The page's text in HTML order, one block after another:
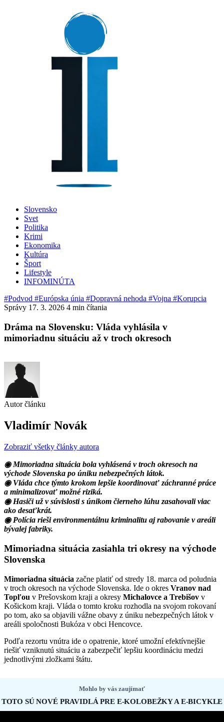
Slovensko
Svet
Politika
Krimi
Ekonomika
Kultúra
Šport
Lifestyle
INFOMINÚTA
#Podvod #Európska únia #Dopravná nehoda #Vojna #Korupcia
Správy 17. 3. 2026 4 min čítania
Dráma na Slovensku: Vláda vyhlásila v
mimoriadnu situáciu až v troch okresoch
Autor článku
Vladimír Novák
Zobraziť všetky články autora
◉ Mimoriadna situácia bola vyhlásená v troch okresoch na
východe Slovenska po úniku nebezpečných látok.
◉ Vláda chce týmto krokom lepšie koordinovať záchranné práce
a minimalizovať možné riziká.
◉ Hasiči už v súvislosti s únikom čierneho lúhu zasahovali viac
ako desaťkrát.
◉ Polícia rieši environmentálnu kriminalitu aj rabovanie v areáli
bývalej fabriky.
Mimoriadna situácia zasiahla tri okresy na východe
Slovenska
Mimoriadna situácia začne platiť od stredy 18. marca od poludnia
v troch okresoch na východe Slovenska. Ide o okres Vranov nad
Topľou v Prešovskom kraji a okresy Michalovce a Trebišov v
Košickom kraji. Vláda o tomto kroku rozhodla na svojom rokovaní
po tom, ako sa objavili vážne obavy z úniku nebezpečných látok v
areáli spoločnosti Bukóza v obci Hencovce.
Podľa rezortu vnútra ide o opatrenie, ktoré umožní efektívnejšie
riešiť vzniknutú situáciu a zabezpečiť lepšiu koordináciu medzi
jednotlivými zložkami štátu.
Mohlo by vás zaujímať
TOTO SÚ NOVÉ PRAVIDLÁ PRE E-KOLOBEŽKY A E-BICYKLE